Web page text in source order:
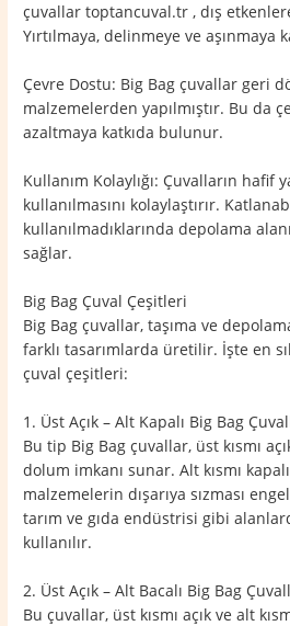
çuvallar toptancuval.tr , dış
Yırtılmaya, delinmeye ve aşınmaya
Çevre Dostu: Big Bag çuvallar geri
malzemelerden yapılmıştır. Bu da
azaltmaya katkıda bulunur.
Kullanım Kolaylığı: Çuvalların hafif
kullanılmasını kolaylaştırır.
kullanılmadıklarında depolama
sağlar.
Big Bag Çuval Çeşitleri
Big Bag çuvallar, taşıma ve
farklı tasarımlarda üretilir. İşte en
çuval çeşitleri:
1. Üst Açık – Alt Kapalı Big Bag
Bu tip Big Bag çuvallar, üst kısmı
dolum imkanı sunar. Alt kısmı
malzemelerin dışarıya sızması
tarım ve gıda endüstrisi gibi
kullanılır.
2. Üst Açık – Alt Bacalı Big Bag
Bu çuvallar, üst kısmı açık ve alt